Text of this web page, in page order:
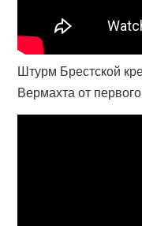
Штурм Брестской
Вермахта от